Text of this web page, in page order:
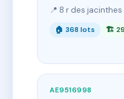
📍 8 r des
🏠 368 lots 🏗
AE9516998